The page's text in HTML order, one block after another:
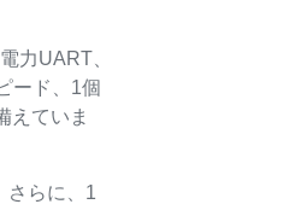
力UART、
ード、1個
えていま
さらに、1